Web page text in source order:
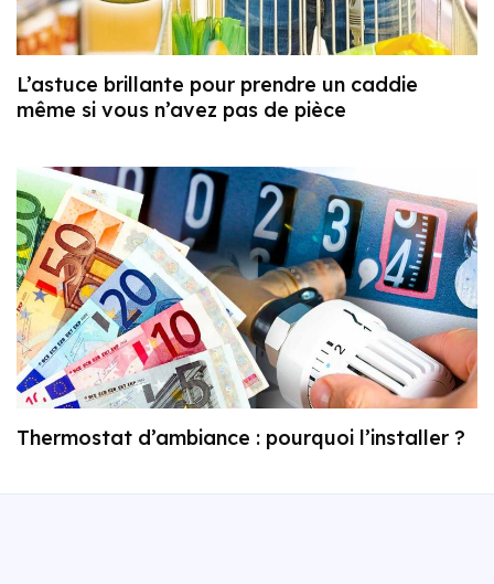
L’astuce brillante pour prendre un caddie
même si vous n’avez pas de pièce
Thermostat d’ambiance : pourquoi l’installer ?